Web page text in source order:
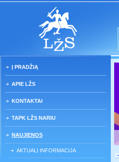
Į PRADŽIĄ
APIE LŽS
KONTAKTAI
TAPK LŽS NARIU
NAUJIENOS
AKTUALI INFORMACIJA